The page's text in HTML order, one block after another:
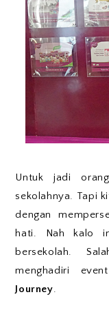
Untuk jadi
sekolahnya. Tapi
dengan
hati. Nah kalo
bersekolah.
menghadiri
Journey.